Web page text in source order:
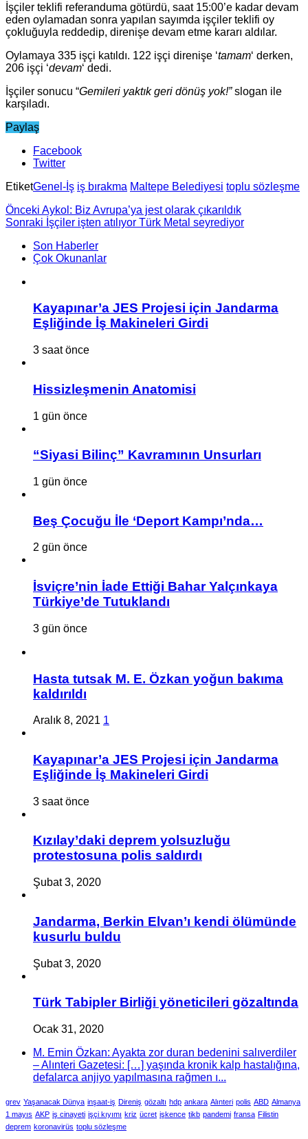
İşçiler teklifi referanduma götürdü, saat 15:00’e kadar devam
eden oylamadan sonra yapılan sayımda işçiler teklifi oy
çokluğuyla reddedip, direnişe devam etme kararı aldılar.
Oylamaya 335 işçi katıldı. 122 işçi direnişe ‘tamam‘ derken,
206 işçi ‘devam‘ dedi.
İşçiler sonucu “Gemileri yaktık geri dönüş yok!”slogan ile
karşıladı.
Paylaş
Facebook
Twitter
EtiketGenel-İş iş bırakma Maltepe Belediyesi toplu sözleşme
Önceki Aykol: Biz Avrupa’ya jest olarak çıkarıldık
Sonraki İşçiler işten atılıyor Türk Metal seyrediyor
Son Haberler
Çok Okunanlar
Kayapınar’a JES Projesi için Jandarma
Eşliğinde İş Makineleri Girdi
3 saat önce
Hissizleşmenin Anatomisi
1 gün önce
“Siyasi Bilinç” Kavramının Unsurları
1 gün önce
Beş Çocuğu İle ‘Deport Kampı’nda…
2 gün önce
İsviçre’nin İade Ettiği Bahar Yalçınkaya
Türkiye’de Tutuklandı
3 gün önce
Hasta tutsak M. E. Özkan yoğun bakıma
kaldırıldı
Aralık 8, 2021 1
Kayapınar’a JES Projesi için Jandarma
Eşliğinde İş Makineleri Girdi
3 saat önce
Kızılay’daki deprem yolsuzluğu
protestosuna polis saldırdı
Şubat 3, 2020
Jandarma, Berkin Elvan’ı kendi ölümünde
kusurlu buldu
Şubat 3, 2020
Türk Tabipler Birliği yöneticileri gözaltında
Ocak 31, 2020
M. Emin Özkan: Ayakta zor duran bedenini salıverdiler
– Alınteri Gazetesi: […] yaşında kronik kalp hastalığına,
defalarca anjiyo yapılmasına rağmen ı...
grev Yaşanacak Dünya inşaat-iş Direniş gözaltı hdp ankara Alınteri polis ABD Almanya
1 mayıs AKP iş cinayeti işçi kıyımı kriz ücret işkence tikb pandemi fransa Filistin
deprem koronavirüs toplu sözleşme